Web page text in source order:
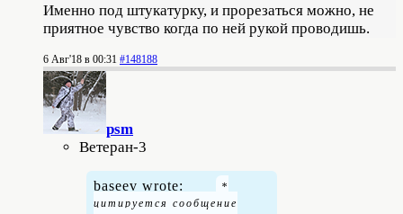
Именно под штукатурку, и прорезаться можно, не
приятное чувство когда по ней рукой проводишь.
6 Авг'18 в 00:31 #148188
psm
Ветеран-3
baseev wrote: